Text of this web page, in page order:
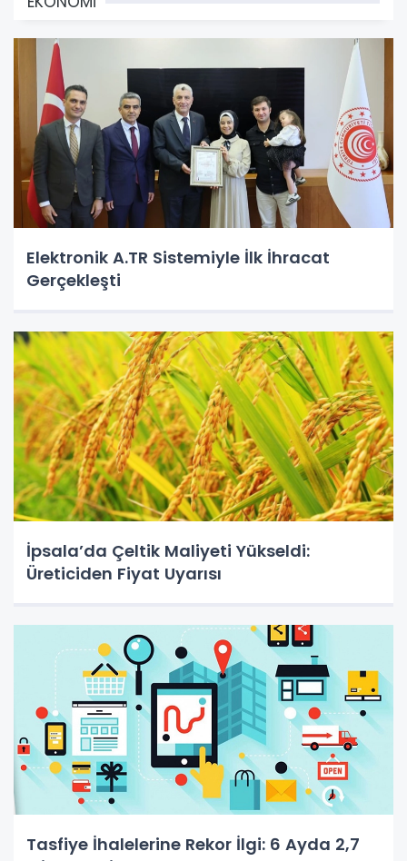
Elektronik A.TR Sistemiyle İlk İhracat
Gerçekleşti
İpsala’da Çeltik Maliyeti Yükseldi:
Üreticiden Fiyat Uyarısı
Tasfiye İhalelerine Rekor İlgi: 6 Ayda 2,7